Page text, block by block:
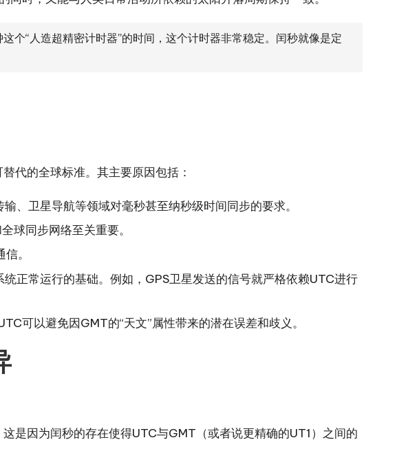
个“人造超精密计时器”的时间，这个计时器非常稳定。闰秒就像是定
代的全球标准。其主要原因包括：
、卫星导航等领域对毫秒甚至纳秒级时间同步的要求。
球同步网络至关重要。
。
正常运行的基础。例如，GPS卫星发送的信号就严格依赖UTC进行
可以避免因GMT的“天文”属性带来的潜在误差和歧义。
是因为闰秒的存在使得UTC与GMT（或者说更精确的UT1）之间的